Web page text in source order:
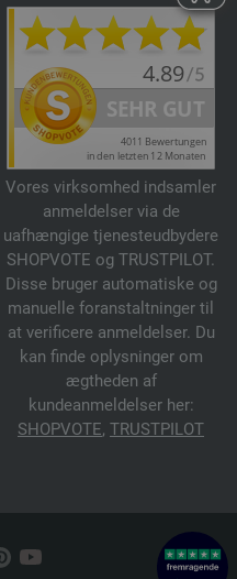
Vores virksomhed indsamler
anmeldelser via de
uafhængige tjenesteudbydere
SHOPVOTE og TRUSTPILOT.
Disse bruger automatiske og
manuelle foranstaltninger til
at verificere anmeldelser. Du
kan finde oplysninger om
ægtheden af
kundeanmeldelser her:
SHOPVOTE, TRUSTPILOT